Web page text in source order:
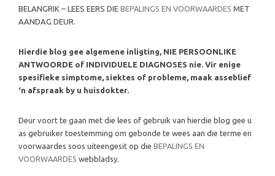
BELANGRIK – LEES EERS DIE BEPALINGS EN VOORWAARDES MET
AANDAG DEUR.
Hierdie blog gee algemene inligting, NIE PERSOONLIKE
ANTWOORDE of INDIVIDUELE DIAGNOSES nie. Vir enige
spesifieke simptome, siektes of probleme, maak asseblief
‘n afspraak by u huisdokter.
Deur voort te gaan met die lees of gebruik van hierdie blog gee u
as gebruiker toestemming om gebonde te wees aan die terme en
voorwaardes soos uiteengesit op die BEPALINGS EN
VOORWAARDES webbladsy.